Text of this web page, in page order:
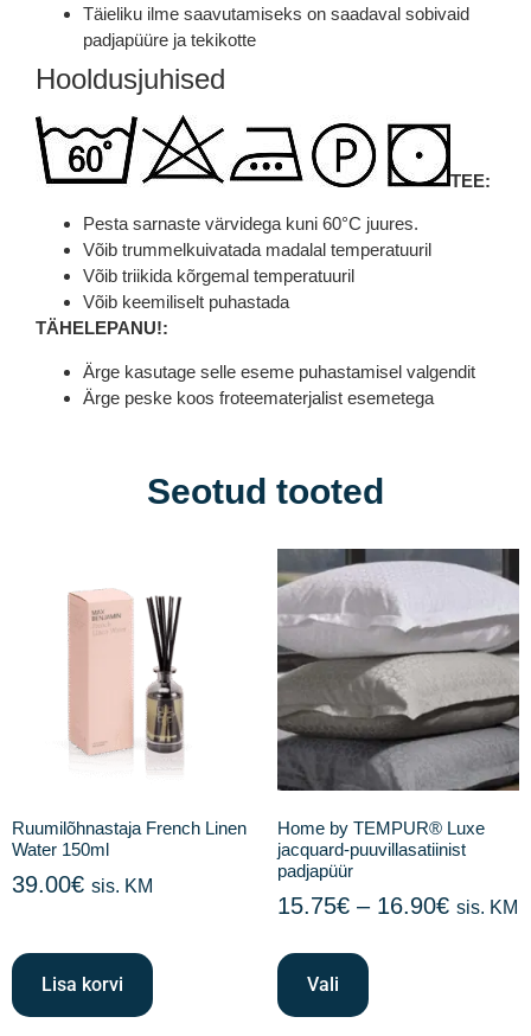
Täieliku ilme saavutamiseks on saadaval sobivaid
padjapüüre ja tekikotte
Hooldusjuhised
TEE:
Pesta sarnaste värvidega kuni 60°C juures.
Võib trummelkuivatada madalal temperatuuril
Võib triikida kõrgemal temperatuuril
Võib keemiliselt puhastada
TÄHELEPANU!:
Ärge kasutage selle eseme puhastamisel valgendit
Ärge peske koos froteematerjalist esemetega
Seotud tooted
Ruumilõhnastaja French Linen
Water 150ml
39.00€ sis. KM
Lisa korvi
Home by TEMPUR® Luxe
jacquard-puuvillasatiinist
padjapüür
15.75€ – 16.90€ sis. KM
Vali